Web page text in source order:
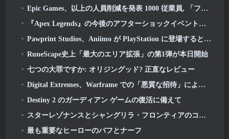
Epic Games、以上の人員削減を発表 1000 従業員, 「フォートナイトのエンゲージメントの低迷」を引用
『Apex Legends』の今後のアフターショックイベントで事態が激化しようとしている
Pawprint Studios、Aniimo が PlayStation に登場すると発表 5 そして Epic Games Store がオープン
RuneScape史上「最大のエリア拡張」の第1弾が本日開始
七つの大罪ですか: オリジングッド? 正直なレビュー
Digital Extremes、Warframe での「悪質な招待」によって引き起こされた苦痛についてプレイヤーに謝罪
Destiny 2 のガーディアン ゲームの復活に備えて
スターレゾナンスとシャングリラ・フロンティアのコラボレーション
最も重要なヒーローのバフとナーフ